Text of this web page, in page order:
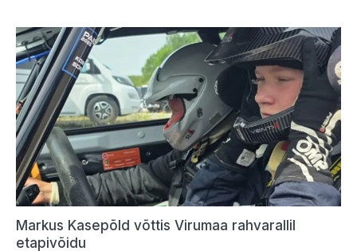
Markus Kasepõld võttis Virumaa rahvarallil
etapivõidu